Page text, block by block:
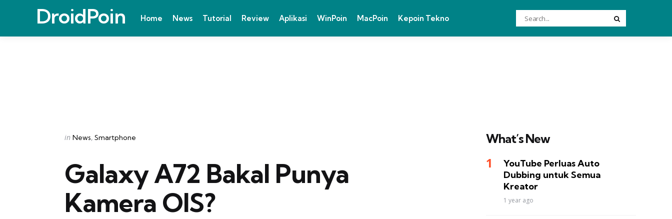
DroidPoin Home News Tutorial Review Aplikasi WinPoin MacPoin Kepoin Tekno
Search
for:
Categories
Posted
in News Smartphone
Galaxy A72 Bakal Punya
Kamera OIS?
What’s New
YouTube Perluas Auto
Dubbing untuk Semua
Kreator
1 year ago